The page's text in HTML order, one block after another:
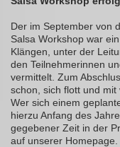
Der im September von
Salsa Workshop war
Klängen, unter der
den Teilnehmerinnen
vermittelt. Zum
schon, sich flott und mit
Wer sich einem
hierzu Anfang des
gegebener Zeit in der
auf unserer Homepage.